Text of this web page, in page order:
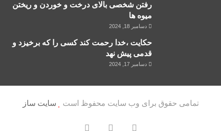
رفتن شخصی بالای درخت و خوردن و ریختن
میوه ها
دسامبر 18, 2024
حکایت ،خدا رحمت کند کسی را که برخیزد و
قدمی پیش نهد
دسامبر 17, 2024
تمامی حقوق برای وب سایت محفوظ است سایت ساز
یوتیوب تلگرام